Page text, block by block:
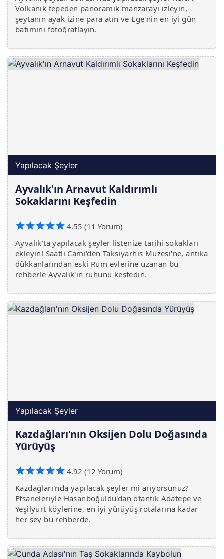
Volkanik tepeden panoramik manzarayı izleyin,
şeytanın ayak izine para atın ve Ege'nin en iyi gün
batımını fotoğraflayın.
Yapılacak Şeyler
Ayvalık'ın Arnavut Kaldırımlı
Sokaklarını Keşfedin
4.55 (11 Yorum)
Ayvalık’ta yapılacak şeyler listenize tarihi sokakları
ekleyin! Saatli Cami'den Taksiyarhis Müzesi'ne, antika
dükkanlarından eski Rum evlerine uzanan bu
rehberle Ayvalık'ın ruhunu keşfedin.
Yapılacak Şeyler
Kazdağları'nın Oksijen Dolu Doğasında
Yürüyüş
4.92 (12 Yorum)
Kazdağları'nda yapılacak şeyler mi arıyorsunuz?
Efsaneleriyle Hasanboğuldu'dan otantik Adatepe ve
Yeşilyurt köylerine, en iyi yürüyüş rotalarına kadar
her şey bu rehberde.